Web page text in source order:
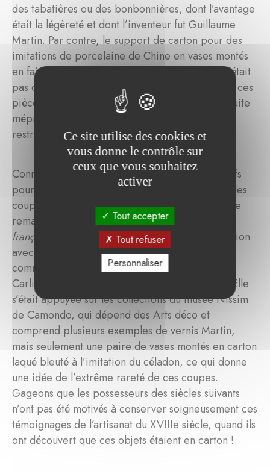
des tabatières ou des bonbonnières, dont l’avantage
était la légèreté et dont l’inventeur fut Guillaume
Martin. Par contre, le support de carton pour des
imitations de porcelaine de Chine en vases montés
en faisait des objets de pure décoration où il n’était
pas question de mettre des fleurs. Beaucoup de ces
pièces relativement fragiles ont pu être par la suite
méprisées en raison du support, de leur emploi
restreint et de leur qualité de copie.
Connaissant l’intérêt du musée des Arts décoratifs
pour ces productions, nous leur avons proposé les
coupes. Ils avaient en effet présenté en 2014 une
remarquable exposition :Les Secrets de la laque
française, le vernis Martin, réalisée en collaboration
avec le Lackkunst Museum de Münster. La
commissaire de l’exposition était Anne Forray-
Carlier, en 2022 directrice adjointe du musée. Elle
s’était appuyée sur les collections du musée Nissim
de Camondo, qui dépend des Arts déco et
comprend plusieurs exemples de vernis Martin,
mais seulement une paire de vases montés en carton
laqué bleuté à l’imitation du céladon, ce qui donne
une idée de l’extrême rareté de ces coupes.
Gageons que les possesseurs des siècles suivants
n’ont pas été motivés à conserver soigneusement ces
témoignages de l’artisanat du XVIIIe siècle, quand ils
ont découvert que ces objets étaient en carton !
Ce site utilise des cookies et
vous donne le contrôle sur
ceux que vous souhaitez
activer
Tout accepter
Tout refuser
Personnaliser